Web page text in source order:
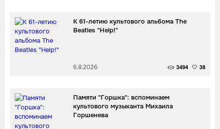
К 61-летию культового альбома The
Beatles "Help!"
6.8.2026 3494 38
Памяти "Горшка": вспоминаем
культового музыканта Михаила
Горшенева